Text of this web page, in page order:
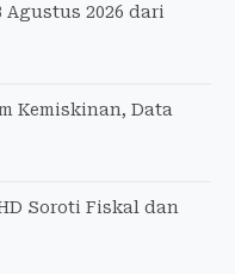
2026 dari
Kemiskinan, Data
Soroti Fiskal dan